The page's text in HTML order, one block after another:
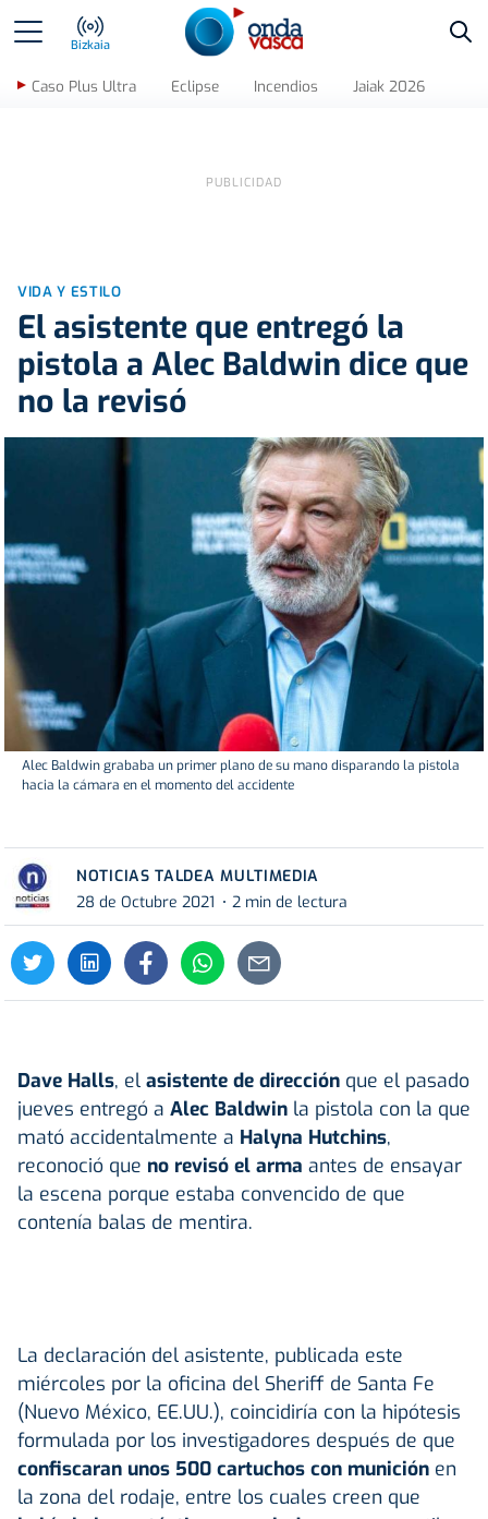
Bizkaia
Caso Plus Ultra Eclipse Incendios Jaiak 2026
VIDA Y ESTILO
El asistente que entregó la
pistola a Alec Baldwin dice que
no la revisó
Alec Baldwin grababa un primer plano de su mano disparando la pistola
hacia la cámara en el momento del accidente
NOTICIAS TALDEA MULTIMEDIA
28 de Octubre 2021
2 min de lectura
Dave Halls, el asistente de dirección que el pasado
jueves entregó a Alec Baldwin la pistola con la que
mató accidentalmente a Halyna Hutchins,
reconoció que no revisó el arma antes de ensayar
la escena porque estaba convencido de que
contenía balas de mentira.
La declaración del asistente, publicada este
miércoles por la oficina del Sheriff de Santa Fe
(Nuevo México, EE.UU.), coincidiría con la hipótesis
formulada por los investigadores después de que
confiscaran unos 500 cartuchos con munición en
la zona del rodaje, entre los cuales creen que